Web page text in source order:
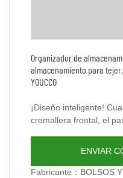
Organizador de
almacenamiento para
YOUCCO
¡Diseño inteligente!
cremallera frontal, el
algodón rápidamente.
consta de 1
yardas de hilos de
lateral es conveniente
ENVIAR
Fabricante：BOLSOS